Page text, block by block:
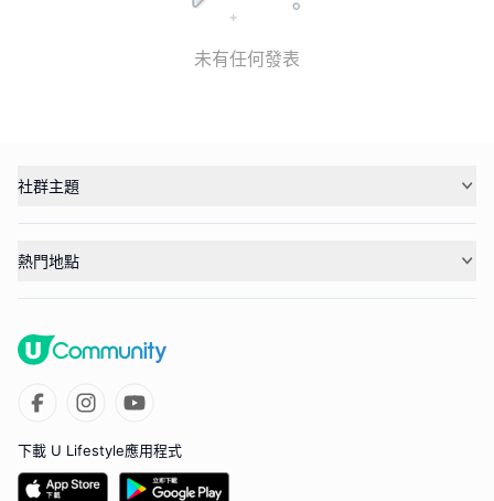
未有任何發表
社群主題
熱門地點
下載 U Lifestyle應用程式